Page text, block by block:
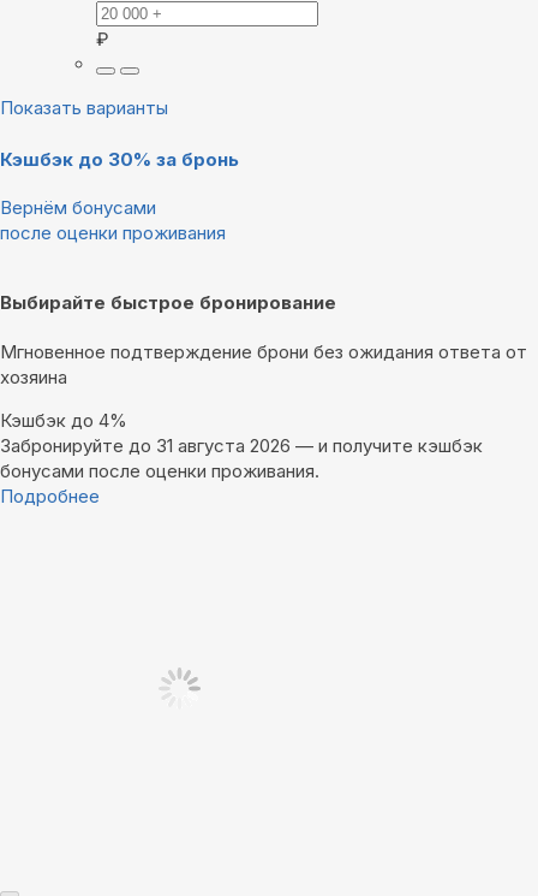
₽
Показать варианты
Кэшбэк до 30% за бронь
Вернём бонусами
после оценки проживания
Выбирайте быстрое бронирование
Мгновенное подтверждение брони без ожидания ответа от
хозяина
Кэшбэк до 4%
Забронируйте до 31 августа 2026 — и получите кэшбэк
бонусами после оценки проживания.
Подробнее